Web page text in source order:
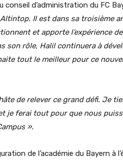
conseil d’administration du FC
Il est dans sa troisième
et apporte l’expérience
son rôle, Halil continuera à
tout le meilleur pour ce
de relever ce grand défi. Je
je ferai tout pour que nous
».
de l’académie du Bayern à